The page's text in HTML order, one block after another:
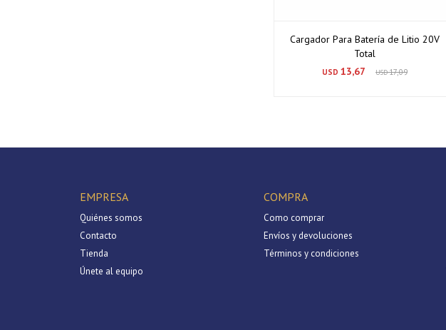
Cargador Para Batería de Litio 20V
Total
USD 13,67 USD17,09
EMPRESA
Quiénes somos
Contacto
Tienda
Únete al equipo
COMPRA
Como comprar
Envíos y devoluciones
Términos y condiciones